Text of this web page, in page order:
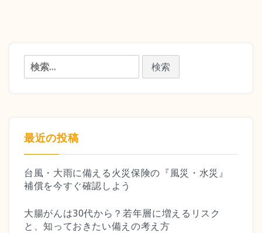
検
索:
最近の投稿
台風・大雨に備える火災保険の『風災・水災』
補償を今すぐ確認しよう
大腸がんは30代から？若年層に増えるリスク
と、知っておきたい備えの考え方